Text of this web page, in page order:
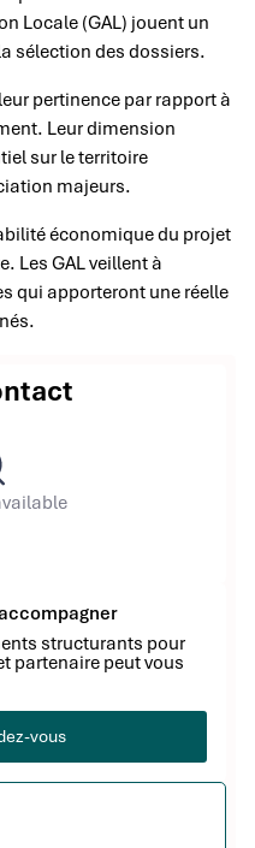
Locale (GAL) jouent un
sélection des dossiers.
pertinence par rapport à
Leur dimension
sur le territoire
majeurs.
économique du projet
Les GAL veillent à
qui apporteront une réelle
structurants pour
partenaire peut vous
vous